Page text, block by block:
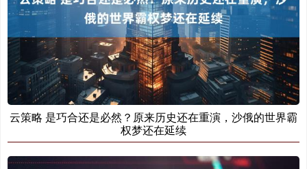
云策略 是巧合还是必然？原来历史还在重演，沙俄的世界霸
权梦还在延续